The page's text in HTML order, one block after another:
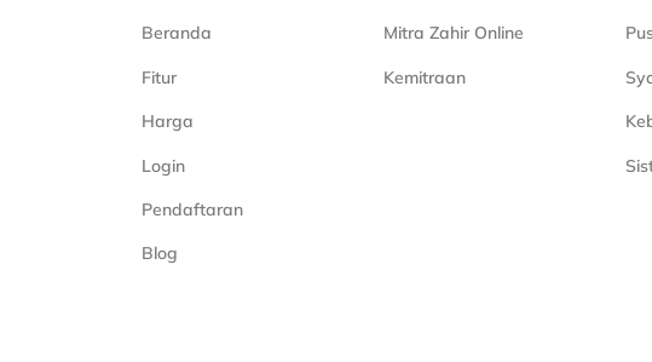
Beranda
Fitur
Harga
Login
Pendaftaran
Blog
Mitra Zahir Online
Kemitraan